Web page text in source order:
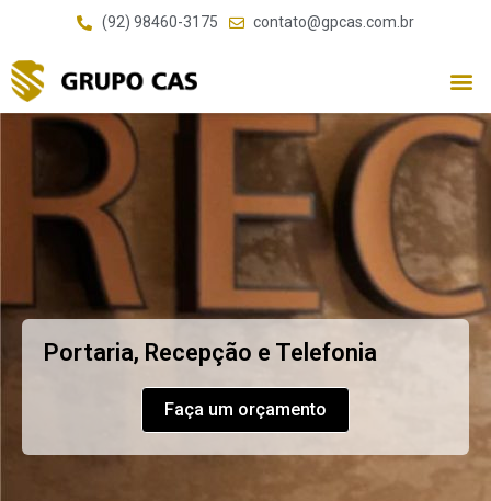
(92) 98460-3175 contato@gpcas.com.br
Portaria, Recepção e Telefonia
Faça um orçamento